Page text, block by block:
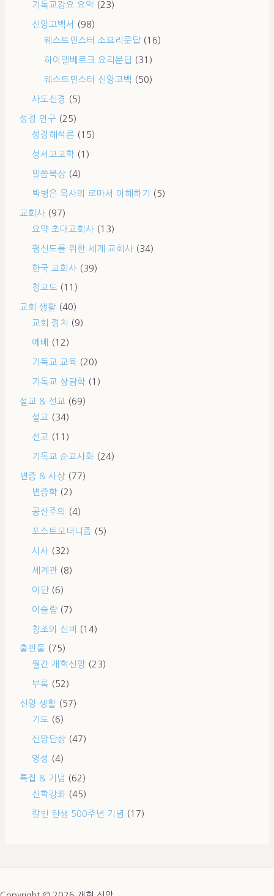
기독교강요 요약 (23)
신앙고백서
(98)
웨스트민스터 소요리문답(16)
하이델베르크 요리문답(31)
웨스트민스터 신앙고백 (50)
사도신경 (5)
성경 연구 (25)
성경해석론 (15)
성서고고학 (1)
말씀묵상 (4)
박병은 목사의 로마서 이해하기 (5)
교회사 (97)
요약 초대교회사 (13)
평신도를 위한 세계 교회사 (34)
한국 교회사 (39)
청교도 (11)
교회 생활 (40)
교회 정치
(9)
예배 (12)
기독교 교육 (20)
기독교 상담학 (1)
설교 & 선교 (69)
설교 (34)
선교 (11)
기독교 순교사화 (24)
변증 & 사상 (77)
변증학 (2)
공산주의 (4)
포스트모더니즘 (5)
시사 (32)
세계관 (8)
이단 (6)
이슬람 (7)
창조의 신비 (14)
출판물 (75)
월간 개혁신앙 (23)
부록 (52)
신앙 생활 (57)
기도 (6)
신앙단상 (47)
영성 (4)
특집 & 기념 (62)
신학강좌 (45)
칼빈 탄생 500주년 기념 (17)